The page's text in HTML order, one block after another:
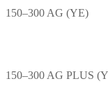
150–300 AG (YE)
150–300 AG PLUS